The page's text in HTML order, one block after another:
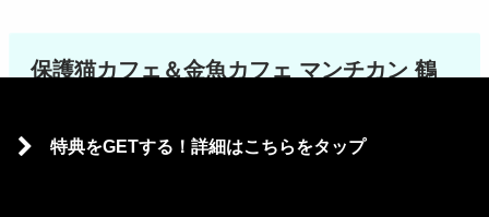
保護猫カフェ＆金魚カフェ マンチカン 鶴
特典をGETする！詳細はこちらをタップ